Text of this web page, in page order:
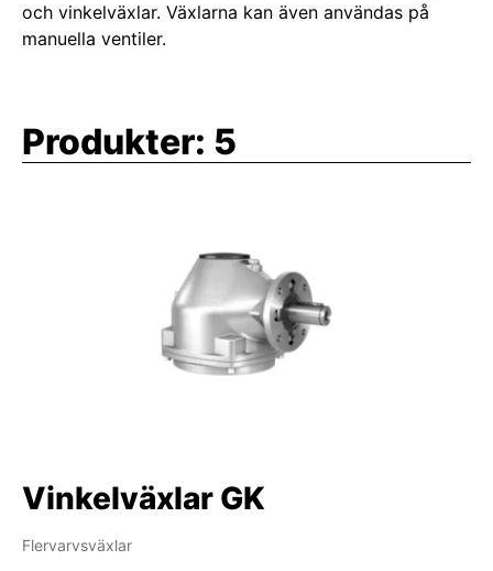
och vinkelväxlar. Växlarna kan även användas på
manuella ventiler.
Produkter: 5
Vinkelväxlar GK
Flervarvsväxlar